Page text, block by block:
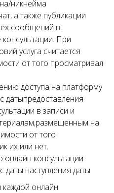
никнейма
а также публикации
сообщений в
При
услуга считается
от того просматривал
доступа на платформу
датыпредоставления
в записи и
на
от того
их или нет.
консультации
даты наступления даты
онлайн